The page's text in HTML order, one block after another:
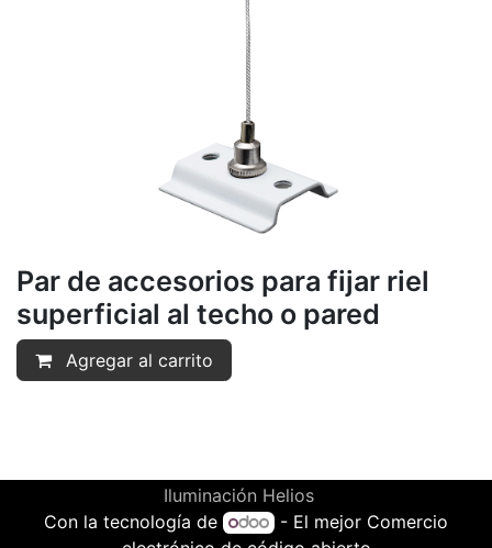
Par de accesorios para fijar riel
superficial al techo o pared
Agregar al carrito
Iluminación Helios
Con la tecnología de
- El mejor Comercio